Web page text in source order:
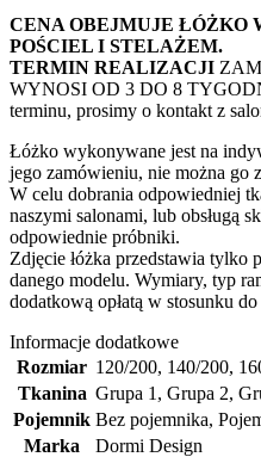
CENA OBEJMUJE ŁÓŻKO
POŚCIEL I STELAŻEM.
TERMIN REALIZACJI
WYNOSI OD 3 DO 8
terminu, prosimy o kontakt z
Łóżko wykonywane jest na
jego zamówieniu, nie można go
W celu dobrania odpowiedniej
naszymi salonami, lub obsługą
odpowiednie próbniki.
Zdjęcie łóżka przedstawia tylko
danego modelu. Wymiary, typ
dodatkową opłatą w stosunku
Informacje dodatkowe
Rozmiar 120/200, 140/200,
Tkanina Grupa 1 , Grupa 2,
Pojemnik Bez pojemnika,
Marka
Dormi Design